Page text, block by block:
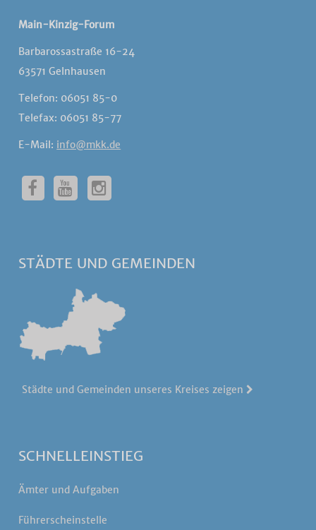
Main-Kinzig-Forum
Barbarossastraße 16-24
63571 Gelnhausen
Telefon: 06051 85-0
Telefax: 06051 85-77
E-Mail: info@mkk.de
STÄDTE UND GEMEINDEN
Städte und Gemeinden unseres Kreises zeigen
SCHNELLEINSTIEG
Ämter und Aufgaben
Führerscheinstelle